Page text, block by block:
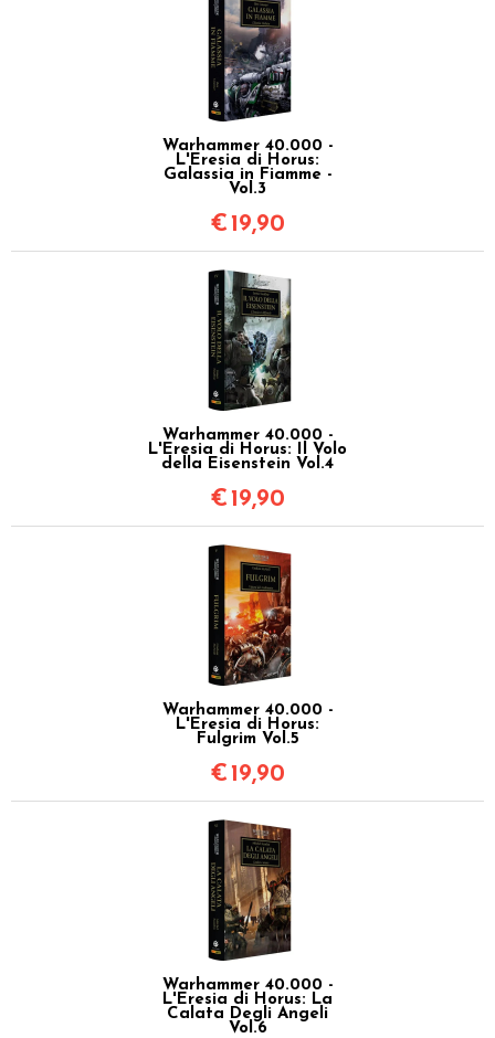
Warhammer 40.000 -
L'Eresia di Horus:
Galassia in Fiamme -
Vol.3
€ 19,90
Warhammer 40.000 -
L'Eresia di Horus: Il Volo
della Eisenstein Vol.4
€ 19,90
Warhammer 40.000 -
L'Eresia di Horus:
Fulgrim Vol.5
€ 19,90
Warhammer 40.000 -
L'Eresia di Horus: La
Calata Degli Angeli
Vol.6